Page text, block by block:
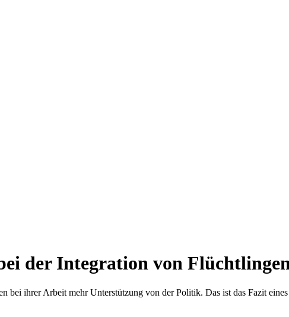
der Integration von
ihrer Arbeit mehr Unterstützung von der Politik. Das ist das Fazit